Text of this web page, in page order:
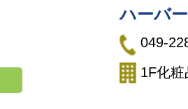
ハーバー
049-
1F化